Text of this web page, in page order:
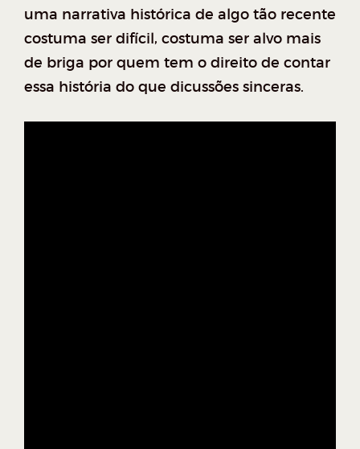
uma narrativa histórica de algo tão recente
costuma ser difícil, costuma ser alvo mais
de briga por quem tem o direito de contar
essa história do que dicussões sinceras.